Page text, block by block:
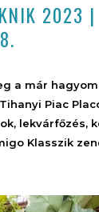
2023
a már
Piac
lekvárfőzés,
Klasszik